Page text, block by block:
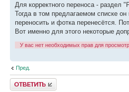
Для корректного переноса - раздел
Тогда в том предлагаемом списке
переносить и фотка перенесётся.
Вот именно для этого некоторые
У вас нет необходимых прав для
Пред.
Ответить